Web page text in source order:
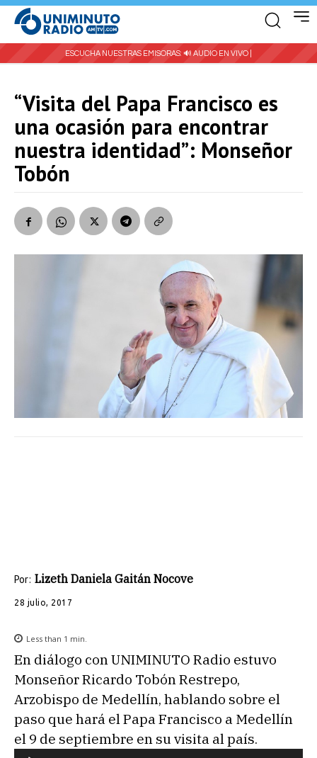
ESCUCHA NUESTRAS EMISORAS: 🔊 AUDIO EN VIVO |
“Visita del Papa Francisco es
una ocasión para encontrar
nuestra identidad”: Monseñor
Tobón
Por: Lizeth Daniela Gaitán Nocove
28 julio, 2017
Less than 1 min.
En diálogo con UNIMINUTO Radio estuvo
Monseñor Ricardo Tobón Restrepo,
Arzobispo de Medellín, hablando sobre el
paso que hará el Papa Francisco a Medellín
el 9 de septiembre en su visita al país.